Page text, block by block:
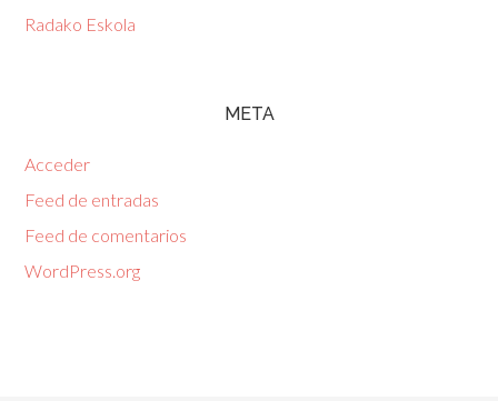
Radako Eskola
META
Acceder
Feed de entradas
Feed de comentarios
WordPress.org